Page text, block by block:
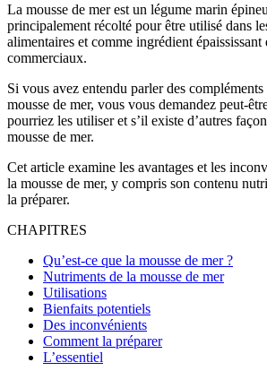
La mousse de mer est un légume marin
principalement récolté pour être utilisé dans
alimentaires et comme ingrédient épaississant
commerciaux.
Si vous avez entendu parler des
mousse de mer, vous vous demandez peut-
pourriez les utiliser et s’il existe d’autres
mousse de mer.
Cet article examine les avantages et les
la mousse de mer, y compris son contenu
la préparer.
CHAPITRES
Qu’est-ce que la mousse de mer ?
Nutriments de la mousse de mer
Utilisations
Bienfaits potentiels
Des inconvénients
Comment la préparer
L’essentiel